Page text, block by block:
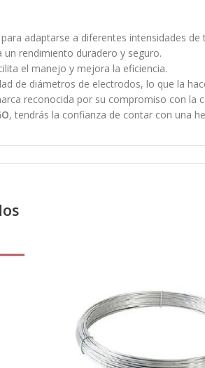
adaptarse a diferentes intensidades de
un rendimiento duradero y seguro.
el manejo y mejora la eficiencia.
de diámetros de electrodos, lo que la
reconocida por su compromiso con la
, tendrás la confianza de contar con una